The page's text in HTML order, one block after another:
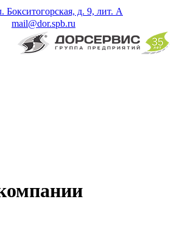
Бокситогорская, д. 9, лит. А
mail@dor.spb.ru